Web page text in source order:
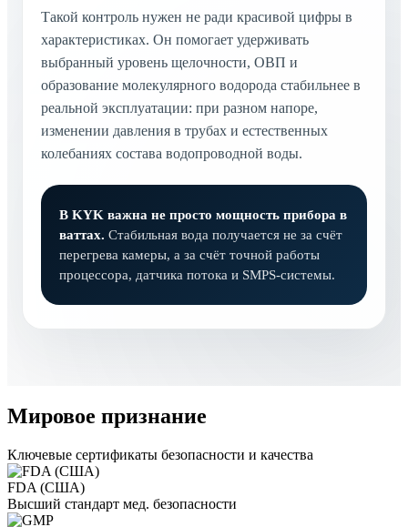
Такой контроль нужен не ради красивой цифры в
характеристиках. Он помогает удерживать
выбранный уровень щелочности, ОВП и
образование молекулярного водорода стабильнее в
реальной эксплуатации: при разном напоре,
изменении давления в трубах и естественных
колебаниях состава водопроводной воды.
В KYK важна не просто мощность прибора в
ваттах. Стабильная вода получается не за счёт
перегрева камеры, а за счёт точной работы
процессора, датчика потока и SMPS-системы.
Мировое признание
Ключевые сертификаты безопасности и качества
FDA (США)
Высший стандарт мед. безопасности